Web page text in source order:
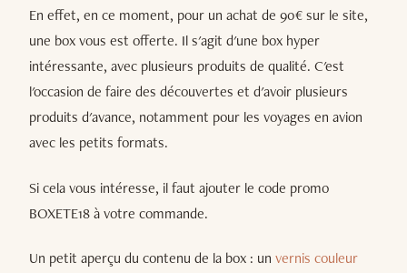
En effet, en ce moment, pour un achat de 90€ sur le site,
une box vous est offerte. Il s'agit d'une box hyper
intéressante, avec plusieurs produits de qualité. C'est
l'occasion de faire des découvertes et d'avoir plusieurs
produits d'avance, notamment pour les voyages en avion
avec les petits formats.
Si cela vous intéresse, il faut ajouter le code promo
BOXETE18 à votre commande.
Un petit aperçu du contenu de la box : un vernis couleur